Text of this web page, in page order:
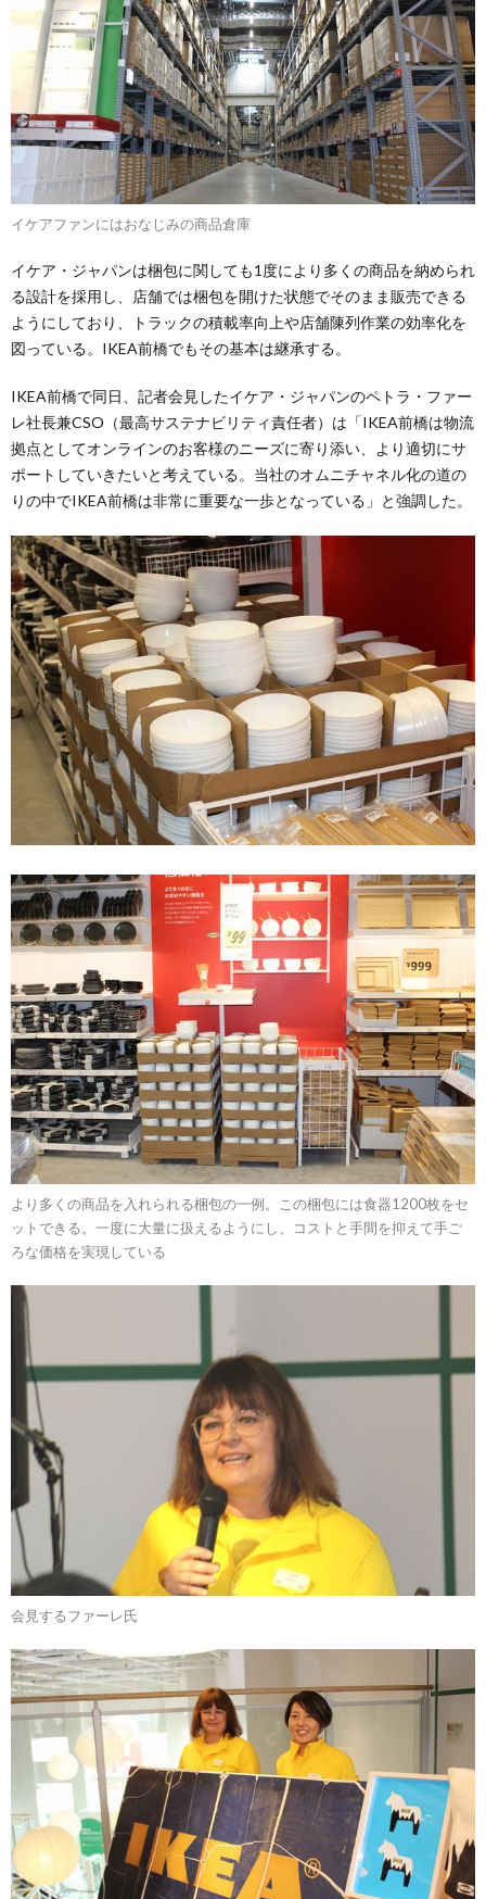
イケアファンにはおなじみの商品倉庫
イケア・ジャパンは梱包に関しても1度により多くの商品を納められ
る設計を採用し、店舗では梱包を開けた状態でそのまま販売できる
ようにしており、トラックの積載率向上や店舗陳列作業の効率化を
図っている。IKEA前橋でもその基本は継承する。
IKEA前橋で同日、記者会見したイケア・ジャパンのペトラ・ファー
レ社長兼CSO（最高サステナビリティ責任者）は「IKEA前橋は物流
拠点としてオンラインのお客様のニーズに寄り添い、より適切にサ
ポートしていきたいと考えている。当社のオムニチャネル化の道の
りの中でIKEA前橋は非常に重要な一歩となっている」と強調した。
より多くの商品を入れられる梱包の一例。この梱包には食器1200枚をセ
ットできる。一度に大量に扱えるようにし、コストと手間を抑えて手ご
ろな価格を実現している
会見するファーレ氏